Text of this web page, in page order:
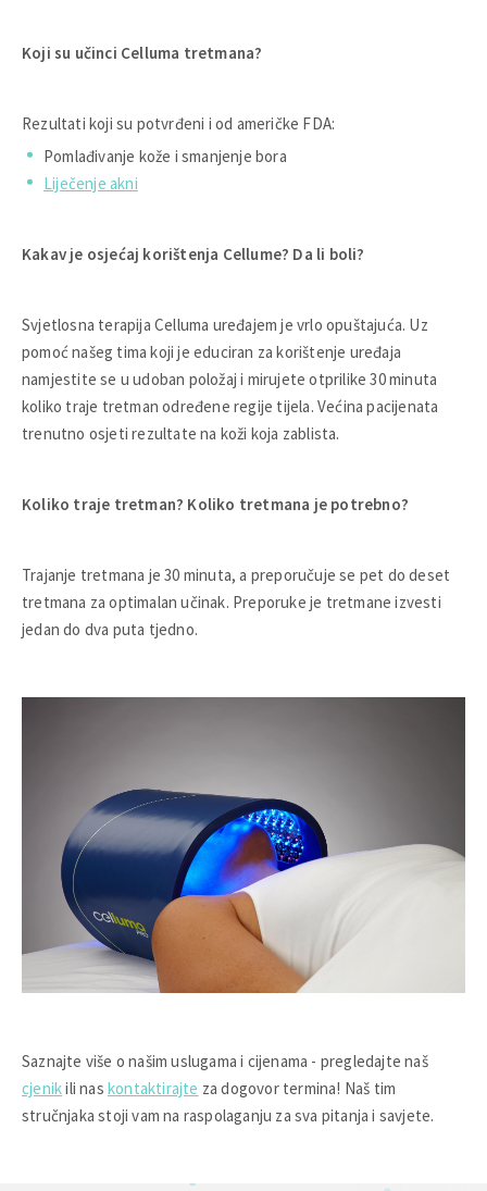
Koji su učinci Celluma tretmana?
Rezultati koji su potvrđeni i od američke FDA:
Pomlađivanje kože i smanjenje bora
Liječenje akni
Kakav je osjećaj korištenja Cellume? Da li boli?
Svjetlosna terapija Celluma uređajem je vrlo opuštajuća. Uz
pomoć našeg tima koji je educiran za korištenje uređaja
namjestite se u udoban položaj i mirujete otprilike 30 minuta
koliko traje tretman određene regije tijela. Većina pacijenata
trenutno osjeti rezultate na koži koja zablista.
Koliko traje tretman? Koliko tretmana je potrebno?
Trajanje tretmana je 30 minuta, a preporučuje se pet do deset
tretmana za optimalan učinak. Preporuke je tretmane izvesti
jedan do dva puta tjedno.
Saznajte više o našim uslugama i cijenama - pregledajte naš
cjenikili naskontaktirajte za dogovor termina! Naš tim
stručnjaka stoji vam na raspolaganju za sva pitanja i savjete.